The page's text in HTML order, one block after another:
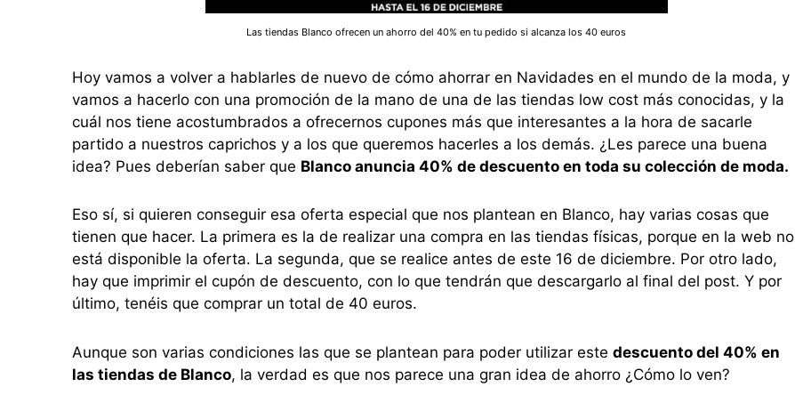
Las tiendas Blanco ofrecen un ahorro del 40% en tu pedido si alcanza los 40 euros
Hoy vamos a volver a hablarles de nuevo de cómo ahorrar en Navidades en el mundo de la moda, y
vamos a hacerlo con una promoción de la mano de una de las tiendas low cost más conocidas, y la
cuál nos tiene acostumbrados a ofrecernos cupones más que interesantes a la hora de sacarle
partido a nuestros caprichos y a los que queremos hacerles a los demás. ¿Les parece una buena
idea? Pues deberían saber que Blanco anuncia 40% de descuento en toda su colección de moda.
Eso sí, si quieren conseguir esa oferta especial que nos plantean en Blanco, hay varias cosas que
tienen que hacer. La primera es la de realizar una compra en las tiendas físicas, porque en la web no
está disponible la oferta. La segunda, que se realice antes de este 16 de diciembre. Por otro lado,
hay que imprimir el cupón de descuento, con lo que tendrán que descargarlo al final del post. Y por
último, tenéis que comprar un total de 40 euros.
Aunque son varias condiciones las que se plantean para poder utilizar este descuento del 40% en
las tiendas de Blanco, la verdad es que nos parece una gran idea de ahorro ¿Cómo lo ven?